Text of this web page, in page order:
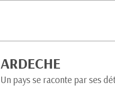
ARDECHE
Un pays se raconte par ses